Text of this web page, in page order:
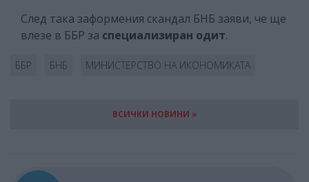
След така заформения скандал БНБ заяви, че ще
влезе в ББР за специализиран одит.
ББР БНБ МИНИСТЕРСТВО НА ИКОНОМИКАТА
ВСИЧКИ НОВИНИ »